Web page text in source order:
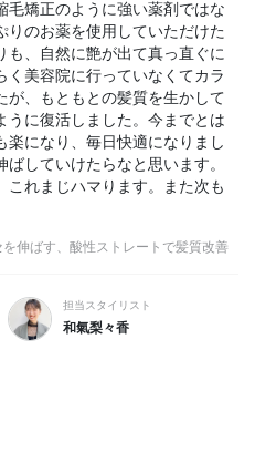
毛矯正のように強い薬剤ではな
りのお薬を使用していただけた
も、自然に艶が出て真っ直ぐに
く美容院に行っていなくてカラ
が、もともとの髪質を生かして
うに復活しました。今までとは
楽になり、毎日快適になりまし
していけたらなと思います。
これまじハマります。また次も
伸ばす、酸性ストレートで髪質改善
担当スタイリスト
和氣梨々香